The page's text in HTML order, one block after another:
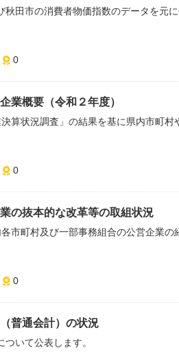
秋田市の消費者物価指数のデータを元
0
業概要（令和２年度）
決算状況調査」の結果を基に県内市町
0
の抜本的な改革等の取組状況
市町村及び一部事務組合の公営企業
0
普通会計）の状況
いて公表します。